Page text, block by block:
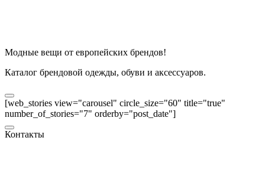
Модные вещи от европейских брендов!
Каталог брендовой одежды, обуви и аксессуаров.
[web_stories view="carousel" circle_size="60" title="true"
number_of_stories="7" orderby="post_date"]
Контакты